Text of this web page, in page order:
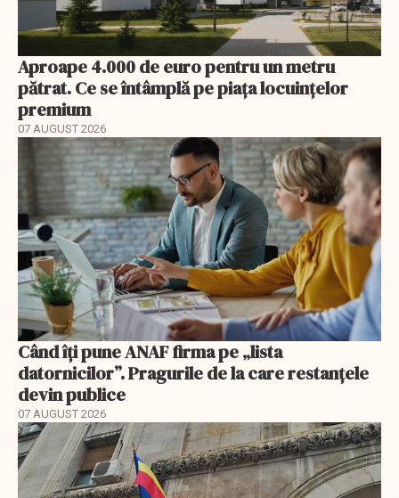
Aproape 4.000 de euro pentru un metru
pătrat. Ce se întâmplă pe piața locuințelor
premium
07 AUGUST 2026
Când îți pune ANAF firma pe „lista
datornicilor”. Pragurile de la care restanțele
devin publice
07 AUGUST 2026